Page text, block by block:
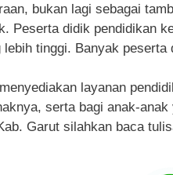
bukan lagi sebagai
Peserta didik pendidikan
lebih tinggi. Banyak
layanan
serta bagi anak-
Garut silahkan baca